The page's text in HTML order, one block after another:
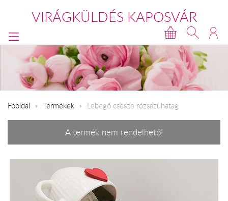
VIRÁGKÜLDÉS KAPOSVÁR
Főoldal Termékek Lebegő csésze rózsazuhatag
A termék nem rendelhető!